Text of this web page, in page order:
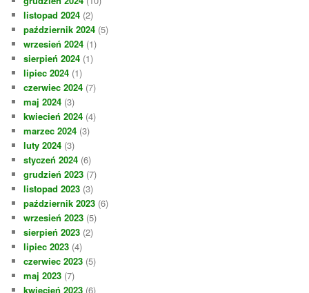
listopad 2024 (2)
październik 2024 (5)
wrzesień 2024 (1)
sierpień 2024 (1)
lipiec 2024 (1)
czerwiec 2024 (7)
maj 2024 (3)
kwiecień 2024 (4)
marzec 2024 (3)
luty 2024 (3)
styczeń 2024 (6)
grudzień 2023 (7)
listopad 2023 (3)
październik 2023 (6)
wrzesień 2023 (5)
sierpień 2023 (2)
lipiec 2023 (4)
czerwiec 2023 (5)
maj 2023 (7)
kwiecień 2023 (6)